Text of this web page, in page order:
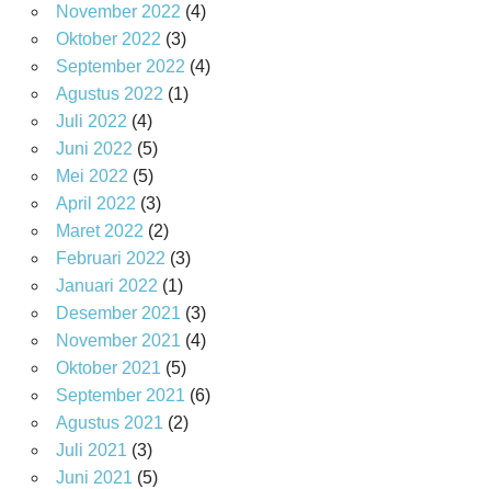
November 2022 (4)
Oktober 2022 (3)
September 2022 (4)
Agustus 2022 (1)
Juli 2022 (4)
Juni 2022 (5)
Mei 2022 (5)
April 2022 (3)
Maret 2022 (2)
Februari 2022 (3)
Januari 2022 (1)
Desember 2021 (3)
November 2021 (4)
Oktober 2021 (5)
September 2021 (6)
Agustus 2021 (2)
Juli 2021 (3)
Juni 2021 (5)